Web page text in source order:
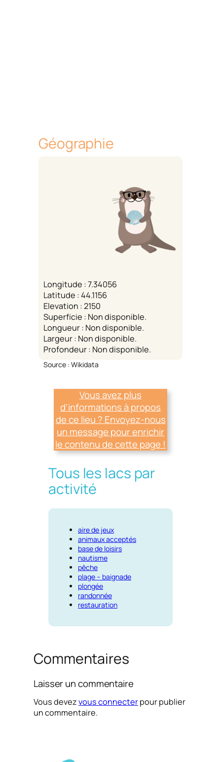
Géographie
Longitude : 7.34056
Latitude : 44.1156
Elevation : 2150
Superficie : Non disponible.
Longueur : Non disponible.
Largeur : Non disponible.
Profondeur : Non disponible.
Source : Wikidata
Vous avez plus
d’informations à propos
de ce lieu ? Envoyez-nous
un message pour enrichir
le contenu de cette page !
Tous les lacs par
activité
aire de jeux
animaux acceptés
base de loisirs
nautisme
pêche
plage – baignade
plongée
randonnée
restauration
Commentaires
Laisser un commentaire
Vous devezvous connecterpour publier
un commentaire.